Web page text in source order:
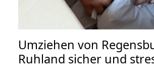
Umziehen von
Ruhland sicher und